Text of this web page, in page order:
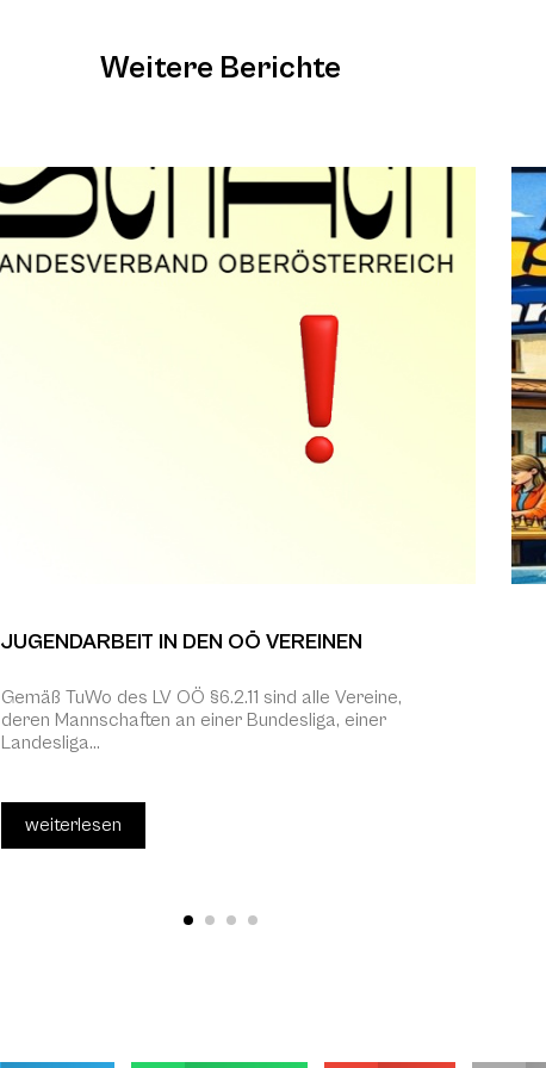
Weitere Berichte
JUGENDARBEIT IN DEN OÖ VEREINEN
Gemäß TuWo des LV OÖ §6.2.11 sind alle Vereine,
deren Mannschaften an einer Bundesliga, einer
Landesliga...
weiterlesen